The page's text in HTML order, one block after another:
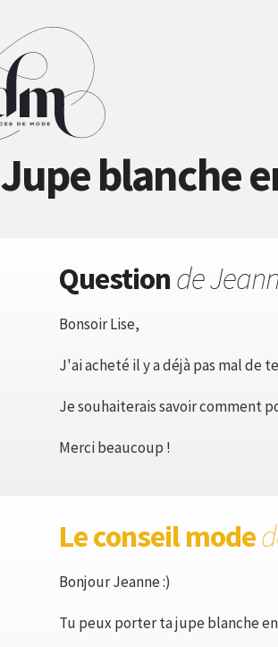
Jupe blanche
Questionde
Bonsoir Lise,
J'ai acheté il y a déjà pas mal de
Je souhaiterais savoir comment
Merci beaucoup !
Le conseil mode
Bonjour Jeanne :)
Tu peux porter ta jupe blanche